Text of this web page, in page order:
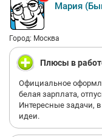
Мария
Город: Москва
Плюсы в
Официальное
белая зарплата,
Интересные задачи,
идеи.